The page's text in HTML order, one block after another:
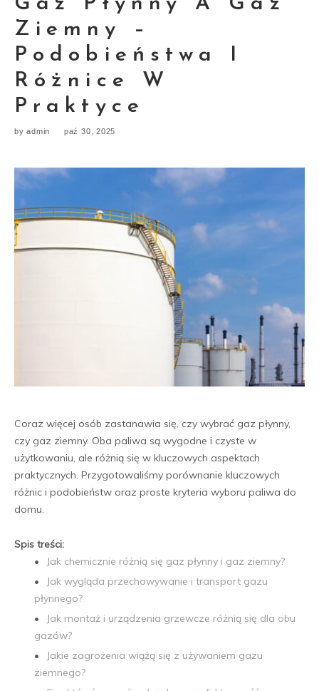
Ziemny –
Podobieństwa I
Różnice W
Praktyce
by admin paź 30, 2025
Coraz więcej osób zastanawia się, czy wybrać gaz płynny,
czy gaz ziemny. Oba paliwa są wygodne i czyste w
użytkowaniu, ale różnią się w kluczowych aspektach
praktycznych. Przygotowaliśmy porównanie kluczowych
różnic i podobieństw oraz proste kryteria wyboru paliwa do
domu.
Spis treści:
Jak chemicznie różnią się gaz płynny i gaz ziemny?
Jak wygląda przechowywanie i transport gazu
płynnego?
Jak montaż i urządzenia grzewcze różnią się dla obu
gazów?
Jakie zagrożenia wiążą się z używaniem gazu
ziemnego?